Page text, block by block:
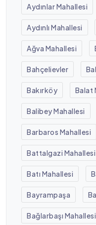
Aydınlar Mahallesi
Aydınlı Mahallesi
Ağva Mahallesi
Bahçelievler
Bakırköy Balat
Balibey Mahallesi
Barbaros Mahallesi
Battalgazi Mahallesi
Batı Mahallesi
Bayrampaşa
Bağlarbaşı Mahallesi